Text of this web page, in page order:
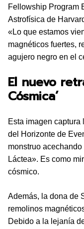
Fellowship Program
Astrofísica de
«Lo que estamos
magnéticos fuertes,
agujero negro en el
El nuevo
Cósmica’
Esta imagen
del Horizonte de
monstruo
Láctea». Es como
cósmico.
Además, la dona de
remolinos
Debido a la lejanía